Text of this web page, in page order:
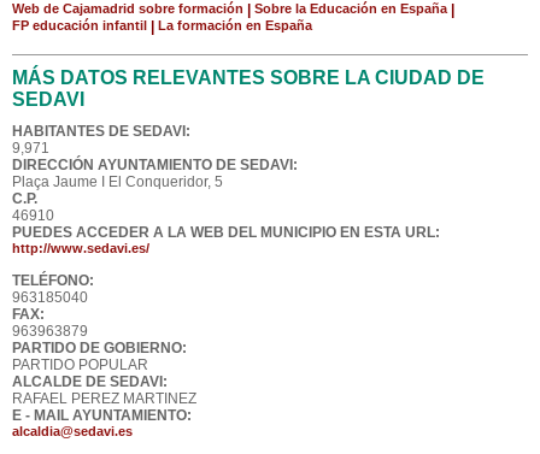
Web de Cajamadrid sobre formación Sobre la Educación en España
FP educación infantil La formación en España
MÁS DATOS RELEVANTES SOBRE LA CIUDAD DE
SEDAVI
HABITANTES DE SEDAVI:
9,971
DIRECCIÓN AYUNTAMIENTO DE SEDAVI:
Plaça Jaume I El Conqueridor, 5
C.P.
46910
PUEDES ACCEDER A LA WEB DEL MUNICIPIO EN ESTA URL:
http://www.sedavi.es/
TELÉFONO:
963185040
FAX:
963963879
PARTIDO DE GOBIERNO:
PARTIDO POPULAR
ALCALDE DE SEDAVI:
RAFAEL PEREZ MARTINEZ
E - MAIL AYUNTAMIENTO:
alcaldia@sedavi.es